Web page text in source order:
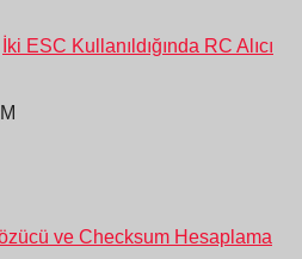
İki ESC Kullanıldığında RC Alıcı
ve Checksum Hesaplama